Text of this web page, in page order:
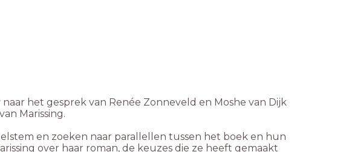
het gesprek van Renée Zonneveld en Moshe van Dijk
Marissing.
en zoeken naar parallellen tussen het boek en hun
over haar roman, de keuzes die ze heeft gemaakt